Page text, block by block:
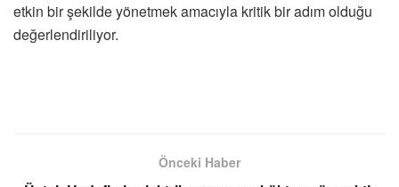
etkin bir şekilde yönetmek amacıyla kritik bir adım olduğu
değerlendiriliyor.
Önceki Haber